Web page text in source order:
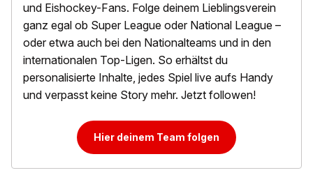
und Eishockey-Fans. Folge deinem Lieblingsverein
ganz egal ob Super League oder National League –
oder etwa auch bei den Nationalteams und in den
internationalen Top-Ligen. So erhältst du
personalisierte Inhalte, jedes Spiel live aufs Handy
und verpasst keine Story mehr. Jetzt followen!
Hier deinem Team folgen